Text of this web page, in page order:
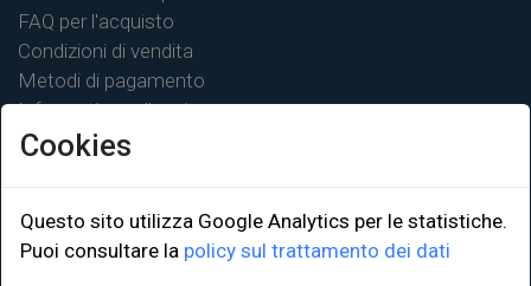
FAQ per l'acquisto
Condizioni di vendita
Metodi di pagamento
Informativa sulla privacy
LINK ISTITUZIONALI
Cookies
Questo sito utilizza Google Analytics per le statistiche.
Puoi consultare la policy sul trattamento dei dati